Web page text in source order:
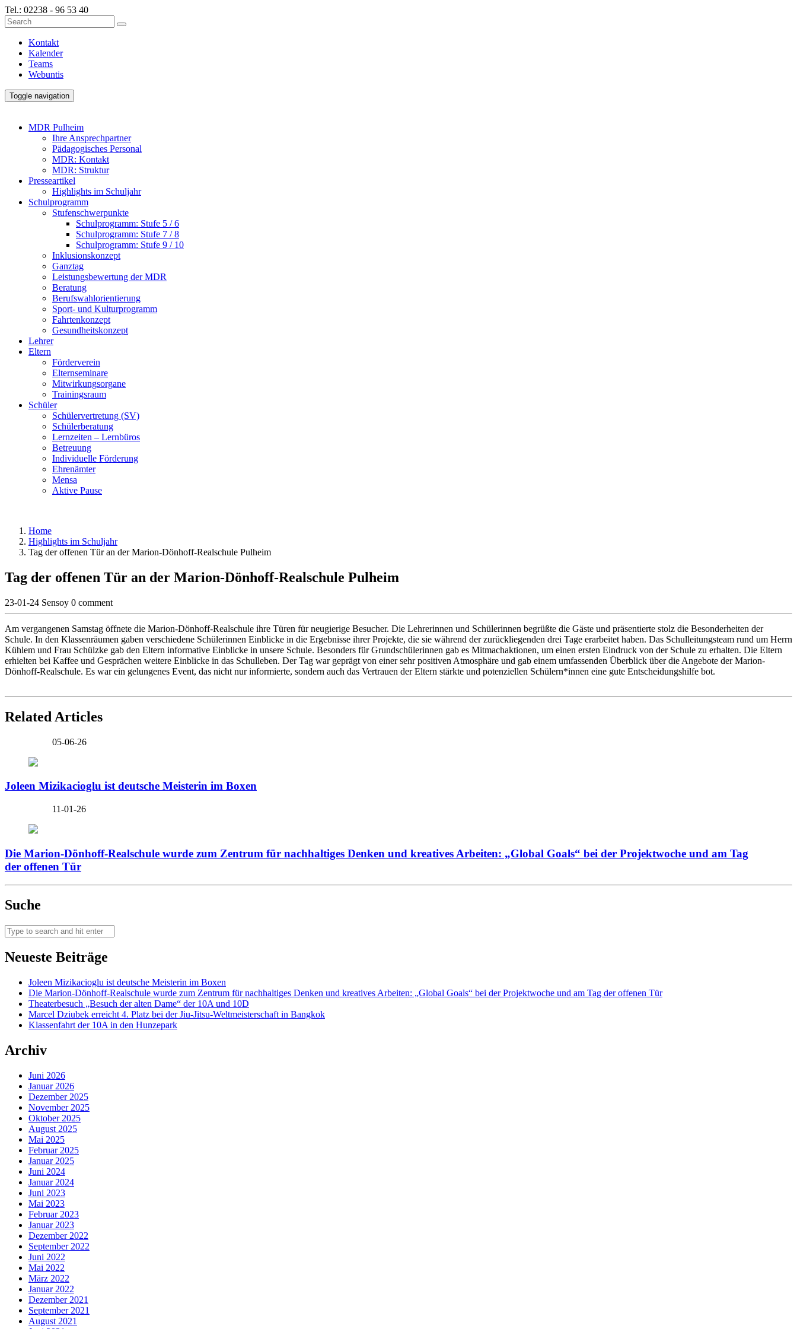
Tel.: 02238 - 96 53 40
Kontakt
Kalender
Teams
Webuntis
Toggle navigation
MDR Pulheim
Ihre Ansprechpartner
Pädagogisches Personal
MDR: Kontakt
MDR: Struktur
Presseartikel
Highlights im Schuljahr
Schulprogramm
Stufenschwerpunkte
Schulprogramm: Stufe 5 / 6
Schulprogramm: Stufe 7 / 8
Schulprogramm: Stufe 9 / 10
Inklusionskonzept
Ganztag
Leistungsbewertung der MDR
Beratung
Berufswahlorientierung
Sport- und Kulturprogramm
Fahrtenkonzept
Gesundheitskonzept
Lehrer
Eltern
Förderverein
Elternseminare
Mitwirkungsorgane
Trainingsraum
Schüler
Schülervertretung (SV)
Schülerberatung
Lernzeiten – Lernbüros
Betreuung
Individuelle Förderung
Ehrenämter
Mensa
Aktive Pause
Home
Highlights im Schuljahr
Tag der offenen Tür an der Marion-Dönhoff-Realschule Pulheim
Tag der offenen Tür an der Marion-Dönhoff-Realschule Pulheim
23-01-24 Sensoy 0 comment
Am vergangenen Samstag öffnete die Marion-Dönhoff-Realschule ihre Türen für neugierige Besucher. Die Lehrerinnen und Schülerinnen begrüßte die Gäste und präsentierte stolz die Besonderheiten der
Schule. In den Klassenräumen gaben verschiedene Schülerinnen Einblicke in die Ergebnisse ihrer Projekte, die sie während der zurückliegenden drei Tage erarbeitet haben. Das Schulleitungsteam rund um Herrn
Kühlem und Frau Schülzke gab den Eltern informative Einblicke in unsere Schule. Besonders für Grundschülerinnen gab es Mitmachaktionen, um einen ersten Eindruck von der Schule zu erhalten. Die Eltern
erhielten bei Kaffee und Gesprächen weitere Einblicke in das Schulleben. Der Tag war geprägt von einer sehr positiven Atmosphäre und gab einem umfassenden Überblick über die Angebote der Marion-
Dönhoff-Realschule. Es war ein gelungenes Event, das nicht nur informierte, sondern auch das Vertrauen der Eltern stärkte und potenziellen Schülern*innen eine gute Entscheidungshilfe bot.
Related Articles
05-06-26
Joleen Mizikacioglu ist deutsche Meisterin im Boxen
11-01-26
Die Marion-Dönhoff-Realschule wurde zum Zentrum für nachhaltiges Denken und kreatives Arbeiten: „Global Goals“ bei der Projektwoche und am Tag
der offenen Tür
Suche
Neueste Beiträge
Joleen Mizikacioglu ist deutsche Meisterin im Boxen
Die Marion-Dönhoff-Realschule wurde zum Zentrum für nachhaltiges Denken und kreatives Arbeiten: „Global Goals“ bei der Projektwoche und am Tag der offenen Tür
Theaterbesuch „Besuch der alten Dame“ der 10A und 10D
Marcel Dziubek erreicht 4. Platz bei der Jiu-Jitsu-Weltmeisterschaft in Bangkok
Klassenfahrt der 10A in den Hunzepark
Archiv
Juni 2026
Januar 2026
Dezember 2025
November 2025
Oktober 2025
August 2025
Mai 2025
Februar 2025
Januar 2025
Juni 2024
Januar 2024
Juni 2023
Mai 2023
Februar 2023
Januar 2023
Dezember 2022
September 2022
Juni 2022
Mai 2022
März 2022
Januar 2022
Dezember 2021
September 2021
August 2021